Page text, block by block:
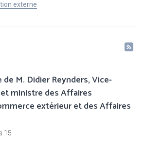
externe
M. Didier Reynders, Vice-
ministre des Affaires
extérieur et des Affaires
15